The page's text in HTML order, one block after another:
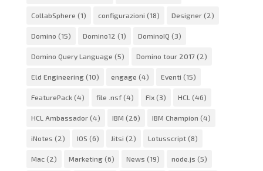
CollabSphere (1) configurazioni (18) Designer(2)
Domino (15) Domino12 (1) DominoIQ (3)
Domino Query Language (5) Domino tour 2017(2)
Eld Engineering(10) engage (4) Eventi (15)
FeaturePack(4) file .nsf(4) FIx(3) HCL (46)
HCL Ambassador(4) IBM (26) IBM Champion (4)
iNotes (2) IOS (6) Jitsi (2) Lotusscript(8)
Mac(2) Marketing(6) News (19) node.js (5)